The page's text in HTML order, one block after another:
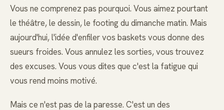
Vous ne comprenez pas pourquoi. Vous aimez pourtant
le théâtre, le dessin, le footing du dimanche matin. Mais
aujourd'hui, l'idée d'enfiler vos baskets vous donne des
sueurs froides. Vous annulez les sorties, vous trouvez
des excuses. Vous vous dites que c'est la fatigue qui
vous rend moins motivé.
Mais ce n'est pas de la paresse. C'est un des